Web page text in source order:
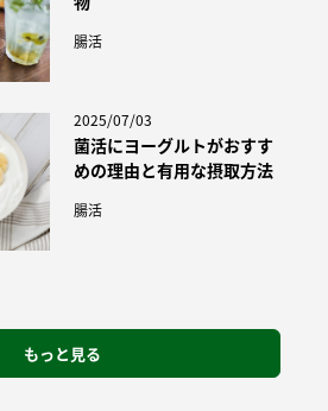
腸活
2025/07/03
菌活にヨーグルトがおすす
めの理由と有用な摂取方法
腸活
もっと見る